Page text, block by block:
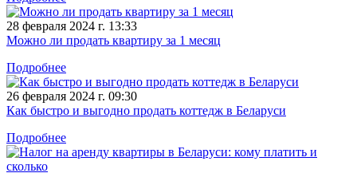
28 февраля 2024 г. 13:33
Можно ли продать квартиру за 1 месяц
Подробнее
26 февраля 2024 г. 09:30
Как быстро и выгодно продать коттедж в Беларуси
Подробнее